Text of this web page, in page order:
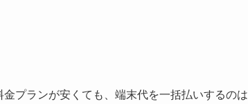
プランが安くても、端末代を一括払いするのは